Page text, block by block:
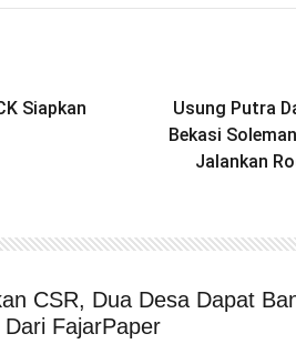
Siapkan
Usung Putra
Bekasi
Jalankan
CSR, Dua Desa Dapat
FajarPaper